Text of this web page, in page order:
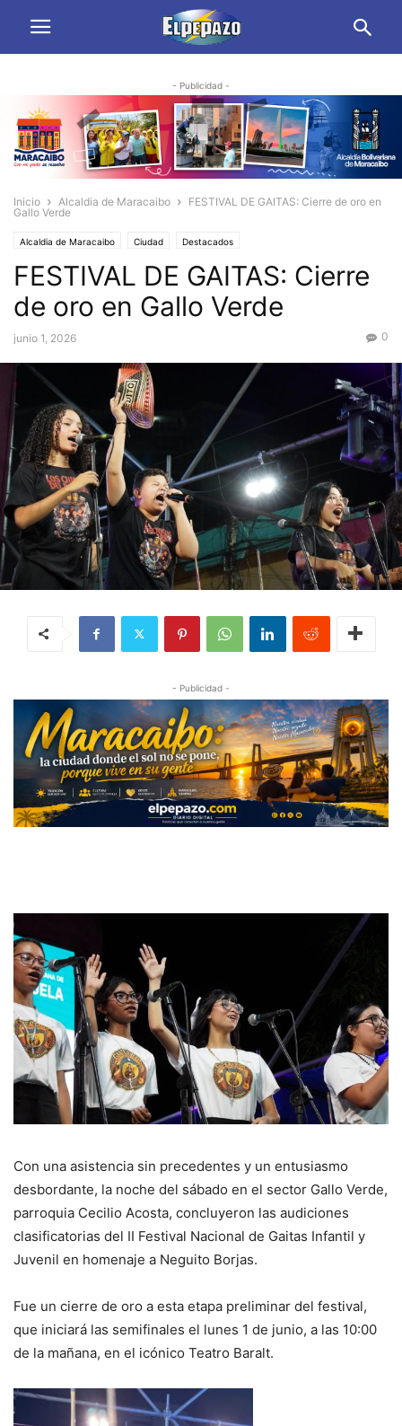
- Publicidad -
Inicio Alcaldia de Maracaibo
FESTIVAL DE GAITAS: Cierre de oro en
Gallo Verde
Alcaldia de Maracaibo Ciudad Destacados
FESTIVAL DE GAITAS: Cierre
de oro en Gallo Verde
junio 1, 2026 0
- Publicidad -
Con una asistencia sin precedentes y un entusiasmo
desbordante, la noche del sábado en el sector Gallo Verde,
parroquia Cecilio Acosta, concluyeron las audiciones
clasificatorias del II Festival Nacional de Gaitas Infantil y
Juvenil en homenaje a Neguito Borjas.
Fue un cierre de oro a esta etapa preliminar del festival,
que iniciará las semifinales el lunes 1 de junio, a las 10:00
de la mañana, en el icónico Teatro Baralt.